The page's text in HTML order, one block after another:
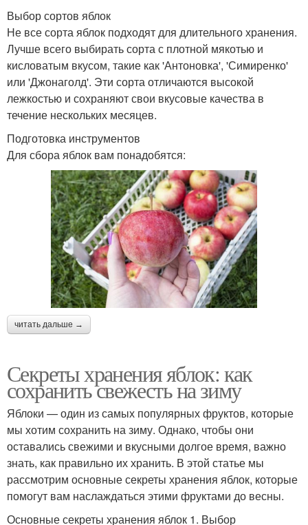
Выбор сортов яблок
Не все сорта яблок подходят для длительного хранения.
Лучше всего выбирать сорта с плотной мякотью и
кисловатым вкусом, такие как 'Антоновка', 'Симиренко'
или 'Джонаголд'. Эти сорта отличаются высокой
лежкостью и сохраняют свои вкусовые качества в
течение нескольких месяцев.
Подготовка инструментов
Для сбора яблок вам понадобятся:
читать дальше →
Секреты хранения яблок: как
сохранить свежесть на зиму
Яблоки — один из самых популярных фруктов, которые
мы хотим сохранить на зиму. Однако, чтобы они
оставались свежими и вкусными долгое время, важно
знать, как правильно их хранить. В этой статье мы
рассмотрим основные секреты хранения яблок, которые
помогут вам наслаждаться этими фруктами до весны.
Основные секреты хранения яблок 1. Выбор